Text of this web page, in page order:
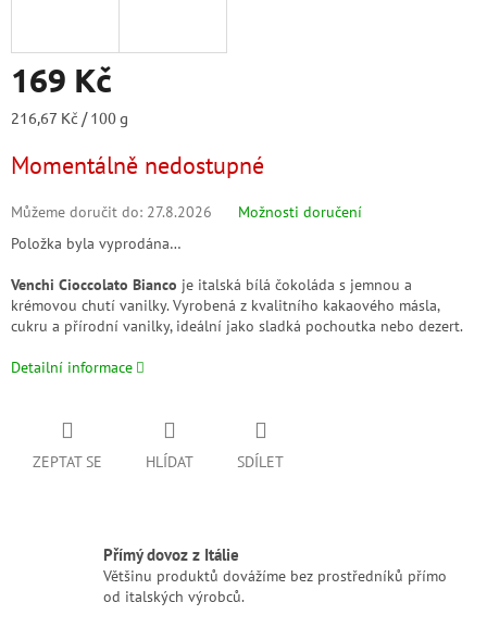
169 Kč
Měrná
216,67 Kč / 100 g
Momentálně nedostupné
Můžeme doručit do: 27.8.2026
Možnosti doručení
Položka byla vyprodána…
Venchi Cioccolato Bianco je italská bílá čokoláda s jemnou a
krémovou chutí vanilky. Vyrobená z kvalitního kakaového másla,
cukru a přírodní vanilky, ideální jako sladká pochoutka nebo dezert.
Detailní informace
ZEPTAT SE HLÍDAT SDÍLET
Přímý dovoz z Itálie
Většinu produktů dovážíme bez prostředníků přímo
od italských výrobců.